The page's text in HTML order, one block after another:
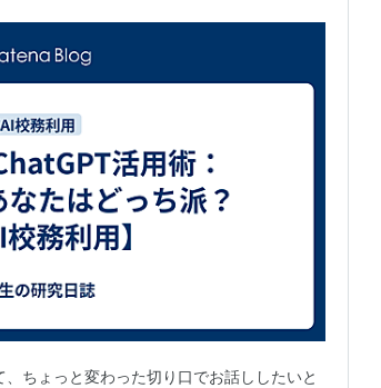
ちょっと変わった切り口でお話ししたいと